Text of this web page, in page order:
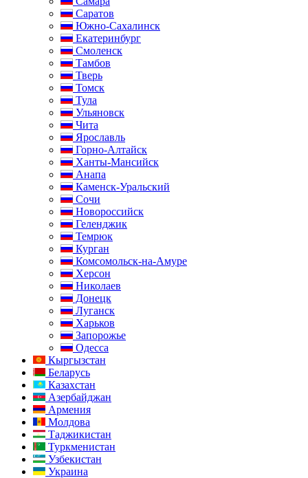
Саратов
Южно-Сахалинск
Екатеринбург
Смоленск
Тамбов
Тверь
Томск
Тула
Ульяновск
Чита
Ярославль
Горно-Алтайск
Ханты-Мансийск
Анапа
Каменск-Уральский
Сочи
Новороссийск
Геленджик
Темрюк
Курган
Комсомольск-на-Амуре
Херсон
Николаев
Донецк
Луганск
Харьков
Запорожье
Одесса
Кыргызстан
Беларусь
Казахстан
Азербайджан
Армения
Молдова
Таджикистан
Туркменистан
Узбекистан
Украина